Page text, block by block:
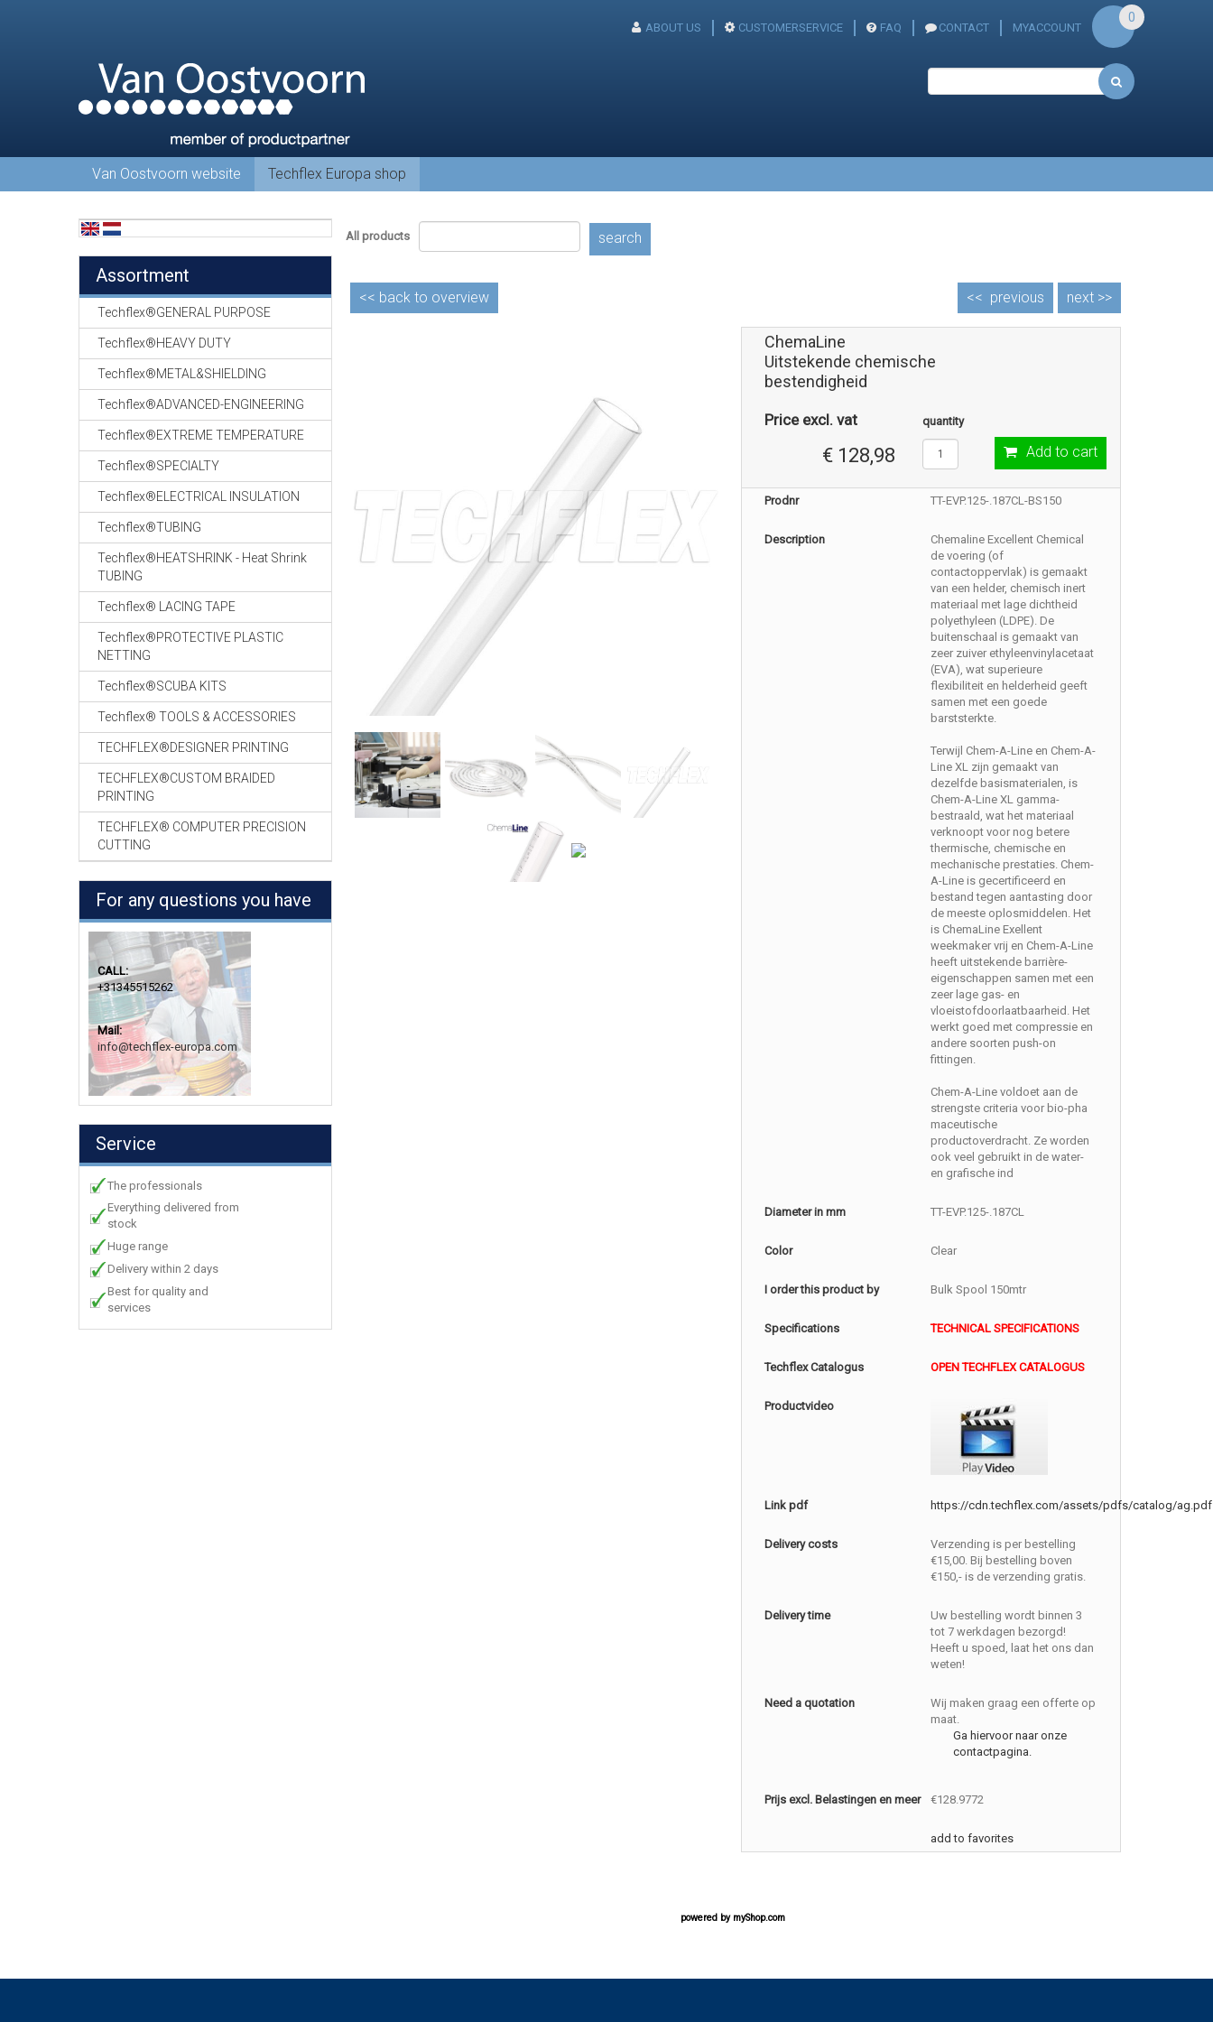
ABOUT US CUSTOMERSERVICE FAQ CONTACT MYACCOUNT
0
Van Oostvoorn website Techflex Europa shop
Assortment
Techflex®GENERAL PURPOSE
Techflex®HEAVY DUTY
Techflex®METAL&SHIELDING
Techflex®ADVANCED-ENGINEERING
Techflex®EXTREME TEMPERATURE
Techflex®SPECIALTY
Techflex®ELECTRICAL INSULATION
Techflex®TUBING
Techflex®HEATSHRINK - Heat Shrink
TUBING
Techflex® LACING TAPE
Techflex®PROTECTIVE PLASTIC
NETTING
Techflex®SCUBA KITS
Techflex® TOOLS & ACCESSORIES
TECHFLEX®DESIGNER PRINTING
TECHFLEX®CUSTOM BRAIDED
PRINTING
TECHFLEX® COMPUTER PRECISION
CUTTING
For any questions you have
CALL:
+31345515262
Mail:
info@techflex-europa.com
Service
The professionals
Everything delivered from
stock
Huge range
Delivery within 2 days
Best for quality and
services
All products search
<< back to overview next >>
<< previous
ChemaLine
Uitstekende chemische
bestendigheid
Price excl. vat
€ 128,98
quantity
Add to cart
Prodnr TT-EVP.125-.187CL-BS150
Description
Chemaline Excellent Chemical
de voering (of
contactoppervlak) is gemaakt
van een helder, chemisch inert
materiaal met lage dichtheid
polyethyleen (LDPE). De
buitenschaal is gemaakt van
zeer zuiver ethyleenvinylacetaat
(EVA), wat superieure
flexibiliteit en helderheid geeft
samen met een goede
barststerkte.
Terwijl Chem-A-Line en Chem-A-
Line XL zijn gemaakt van
dezelfde basismaterialen, is
Chem-A-Line XL gamma-
bestraald, wat het materiaal
verknoopt voor nog betere
thermische, chemische en
mechanische prestaties. Chem-
A-Line is gecertificeerd en
bestand tegen aantasting door
de meeste oplosmiddelen. Het
is ChemaLine Exellent
weekmaker vrij en Chem-A-Line
heeft uitstekende barrière-
eigenschappen samen met een
zeer lage gas- en
vloeistofdoorlaatbaarheid. Het
werkt goed met compressie en
andere soorten push-on
fittingen.
Chem-A-Line voldoet aan de
strengste criteria voor bio-pha
maceutische
productoverdracht. Ze worden
ook veel gebruikt in de water-
en grafische ind
Diameter in mm TT-EVP.125-.187CL
Color Clear
I order this product by Bulk Spool 150mtr
Specifications TECHNICAL SPECIFICATIONS
Techflex Catalogus OPEN TECHFLEX CATALOGUS
Productvideo
Link pdf https://cdn.techflex.com/assets/pdfs/catalog/ag.pdf
Delivery costs
Verzending is per bestelling
€15,00. Bij bestelling boven
€150,- is de verzending gratis.
Delivery time
Uw bestelling wordt binnen 3
tot 7 werkdagen bezorgd!
Heeft u spoed, laat het ons dan
weten!
Need a quotation
Wij maken graag een offerte op
maat.
Ga hiervoor naar onze
contactpagina.
Prijs excl. Belastingen en meer €128.9772
add to favorites
powered by myShop.com